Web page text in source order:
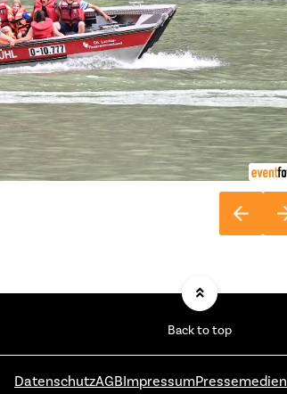
Back to top
DatenschutzAGBImpressumPressemedien